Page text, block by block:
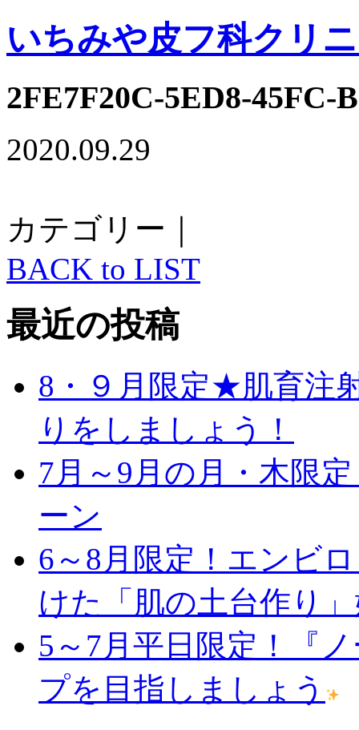
いちみや皮フ科クリ
2FE7F20C-5ED8-45FC-
2020.09.29
カテゴリー｜
BACK to LIST
最近の投稿
8・９月限定★肌育注
りをしましょう！
7月～9月の月・木限
ーン
6～8月限定！エンビ
けた「肌の土台作り
5～7月平日限定！『
プを目指しましょう